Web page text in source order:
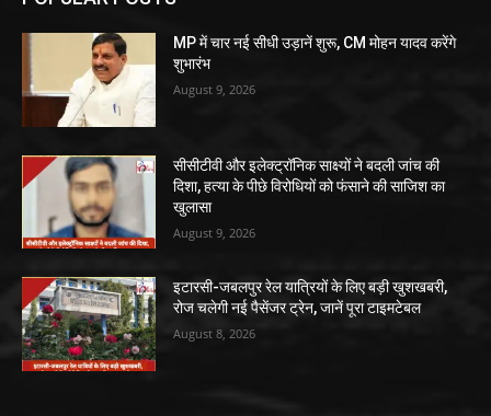
MP में चार नई सीधी उड़ानें शुरू, CM मोहन यादव करेंगे
शुभारंभ
August 9, 2026
सीसीटीवी और इलेक्ट्रॉनिक साक्ष्यों ने बदली जांच की
दिशा, हत्या के पीछे विरोधियों को फंसाने की साजिश का
खुलासा
August 9, 2026
इटारसी-जबलपुर रेल यात्रियों के लिए बड़ी खुशखबरी,
रोज चलेगी नई पैसेंजर ट्रेन, जानें पूरा टाइमटेबल
August 8, 2026